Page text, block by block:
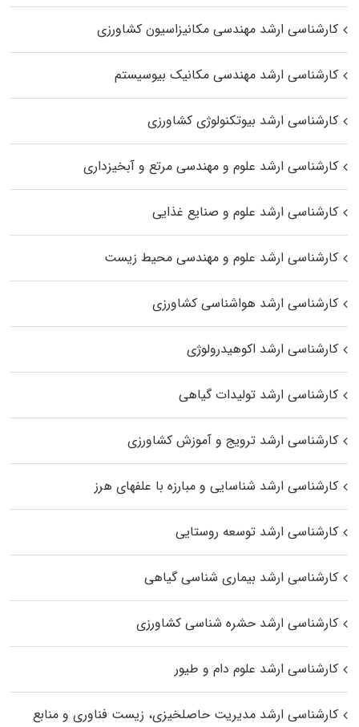
کارشناسی ارشد مهندسی مکانیزاسیون کشاورزی
کارشناسی ارشد مهندسی مکانیک بیوسیستم
کارشناسی ارشد بیوتکنولوژی کشاورزی
کارشناسی ارشد علوم و مهندسی مرتع و آبخیزداری
کارشناسی ارشد علوم و صنایع غذایی
کارشناسی ارشد علوم و مهندسی محیط زیست
کارشناسی ارشد هواشناسی کشاورزی
کارشناسی ارشد اکوهیدرولوژی
کارشناسی ارشد تولیدات گیاهی
کارشناسی ارشد ترویج و آموزش کشاورزی
کارشناسی ارشد شناسایی و مبارزه با علفهای هرز
کارشناسی ارشد توسعه روستایی
کارشناسی ارشد بیماری‌ شناسی گیاهی
کارشناسی ارشد حشره‌ شناسی کشاورزی
کارشناسی ارشد علوم دام و طیور
کارشناسی ارشد مدیریت حاصلخیزی، زیست فناوری و منابع